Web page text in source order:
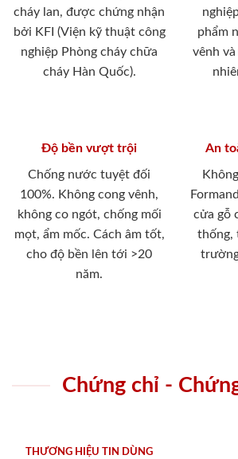
cháy lan, được chứng nhận
bởi KFI (Viện kỹ thuật công
nghiệp Phòng cháy chữa
cháy Hàn Quốc).
phẩm
vênh
Độ bền vượt trội
Chống nước tuyệt đối
100%. Không cong vênh,
không co ngót, chống mối
mọt, ẩm mốc. Cách âm tốt,
cho độ bền lên tới >20
năm.
An
cửa gỗ
thống,
Chứng chỉ -
THƯƠNG HIỆU TIN DÙNG